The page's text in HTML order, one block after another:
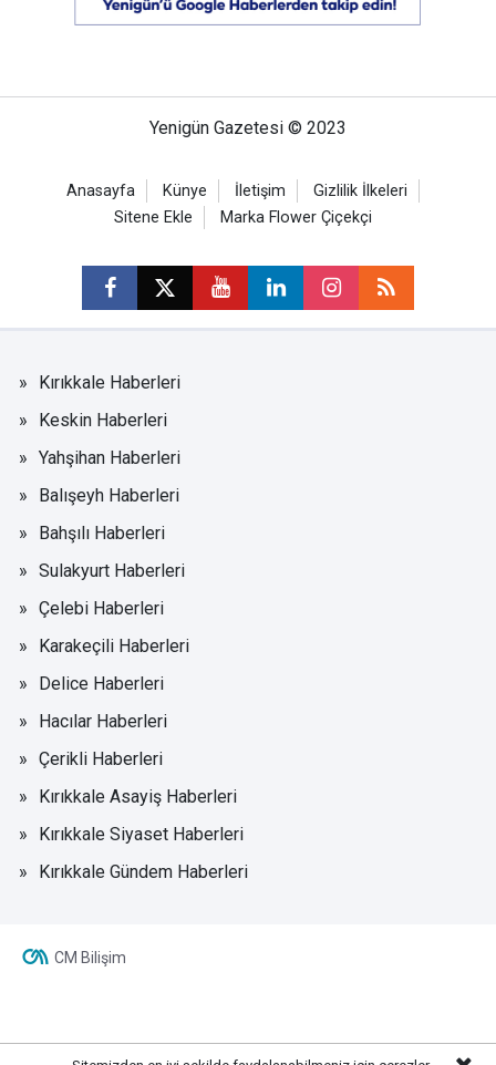
Yenigün Gazetesi © 2023
Anasayfa Künye İletişim
Gizlilik İlkeleri
Sitene Ekle
Marka Flower Çiçekçi
Kırıkkale Haberleri
Keskin Haberleri
Yahşihan Haberleri
Balışeyh Haberleri
Bahşılı Haberleri
Sulakyurt Haberleri
Çelebi Haberleri
Karakeçili Haberleri
Delice Haberleri
Hacılar Haberleri
Çerikli Haberleri
Kırıkkale Asayiş Haberleri
Kırıkkale Siyaset Haberleri
Kırıkkale Gündem Haberleri
CM Bilişim